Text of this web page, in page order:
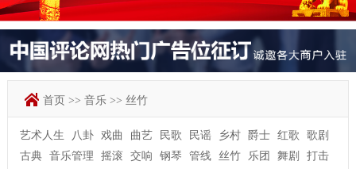
首页 >> 音乐 >> 丝竹
艺术人生 八卦 戏曲 曲艺 民歌 民谣 乡村 爵士 红歌
歌剧
古典
音乐管理 摇滚 交响 钢琴 管线 丝竹 乐团 舞剧
打击